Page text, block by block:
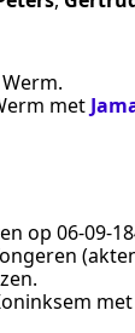
Werm.
met
op
.
met